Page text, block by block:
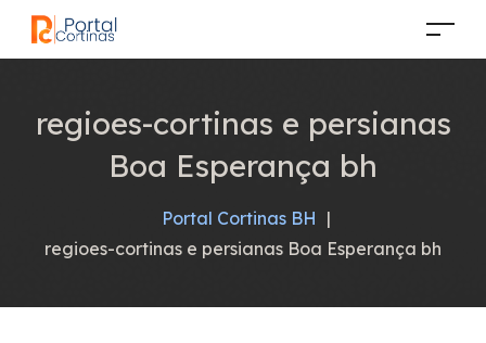
regioes-cortinas e persianas
Boa Esperança bh
Portal Cortinas BH |
regioes-cortinas e persianas Boa Esperança bh